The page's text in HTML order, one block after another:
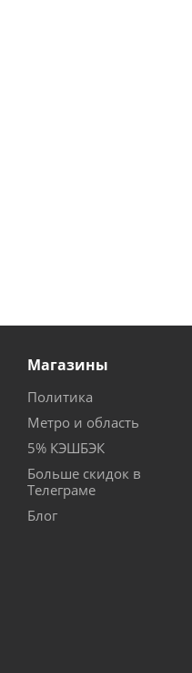
Магазины
Политика
Метро и область
5% КЭШБЭК
Больше скидок в
Телеграме
Блог